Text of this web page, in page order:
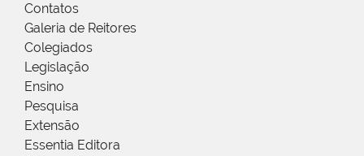
Contatos
Galeria de Reitores
Colegiados
Legislação
Ensino
Pesquisa
Extensão
Essentia Editora